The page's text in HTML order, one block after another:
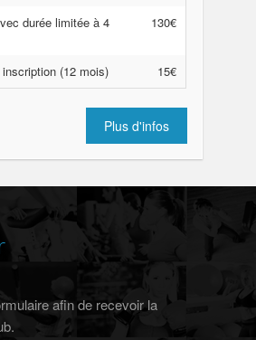
durée limitée à 4
130€
(12 mois) 15€
Plus d'infos
afin de recevoir la